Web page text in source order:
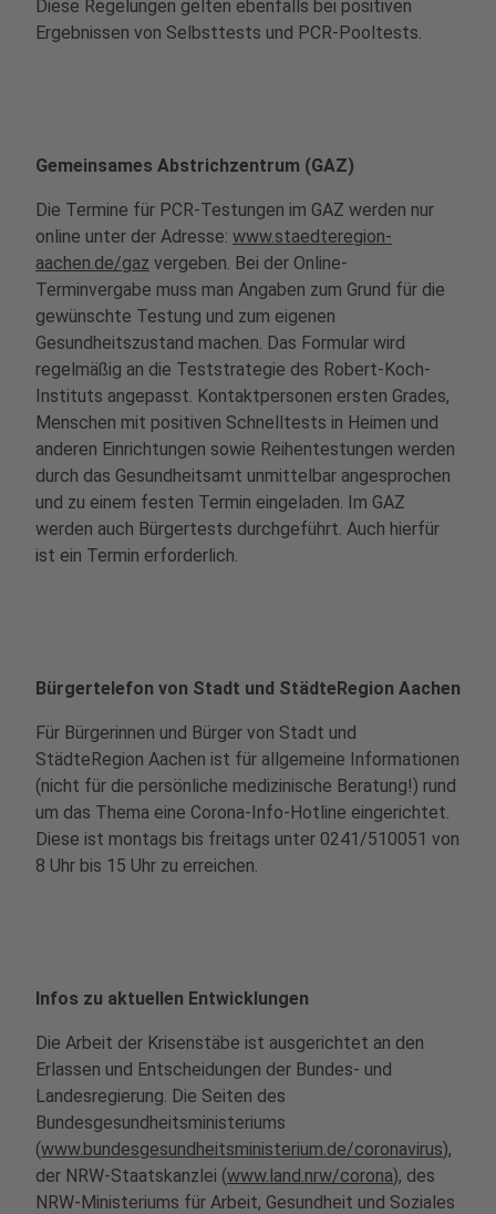
Diese Regelungen gelten ebenfalls bei positiven
Ergebnissen von Selbsttests und PCR-Pooltests.
Gemeinsames Abstrichzentrum (GAZ)
Die Termine für PCR-Testungen im GAZ werden nur
online unter der Adresse: www.staedteregion-
aachen.de/gaz vergeben. Bei der Online-
Terminvergabe muss man Angaben zum Grund für die
gewünschte Testung und zum eigenen
Gesundheitszustand machen. Das Formular wird
regelmäßig an die Teststrategie des Robert-Koch-
Instituts angepasst. Kontaktpersonen ersten Grades,
Menschen mit positiven Schnelltests in Heimen und
anderen Einrichtungen sowie Reihentestungen werden
durch das Gesundheitsamt unmittelbar angesprochen
und zu einem festen Termin eingeladen. Im GAZ
werden auch Bürgertests durchgeführt. Auch hierfür
ist ein Termin erforderlich.
Bürgertelefon von Stadt und StädteRegion Aachen
Für Bürgerinnen und Bürger von Stadt und
StädteRegion Aachen ist für allgemeine Informationen
(nicht für die persönliche medizinische Beratung!) rund
um das Thema eine Corona-Info-Hotline eingerichtet.
Diese ist montags bis freitags unter 0241/510051 von
8 Uhr bis 15 Uhr zu erreichen.
Infos zu aktuellen Entwicklungen
Die Arbeit der Krisenstäbe ist ausgerichtet an den
Erlassen und Entscheidungen der Bundes- und
Landesregierung. Die Seiten des
Bundesgesundheitsministeriums
(www.bundesgesundheitsministerium.de/coronavirus),
der NRW-Staatskanzlei (www.land.nrw/corona), des
NRW-Ministeriums für Arbeit, Gesundheit und Soziales